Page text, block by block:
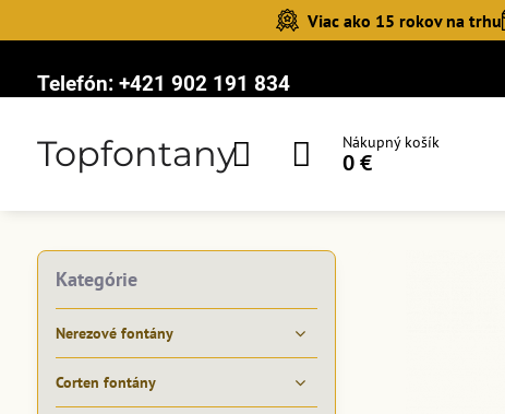
Viac ako 15 rokov na trhu
Telefón: +421 902 191 834
Topfontany Nákupný košík
0 €
Kategórie
Nerezové fontány
Corten fontány